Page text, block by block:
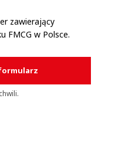
zawierający
FMCG w Polsce.